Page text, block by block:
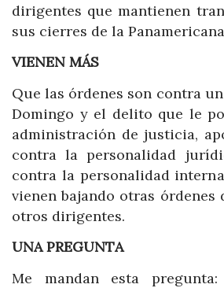
dirigentes que mantienen
sus cierres de la
VIENEN MÁS
Que las órdenes son contra
Domingo y el delito que le
administración de justicia,
contra la personalidad
contra la personalidad
vienen bajando otras órdenes
otros dirigentes.
UNA PREGUNTA
Me mandan esta